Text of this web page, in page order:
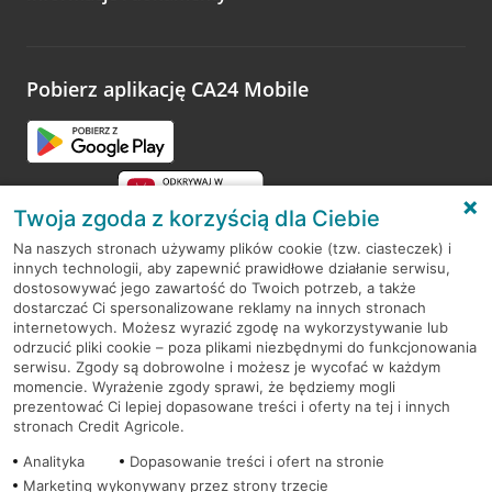
opinie.
Pobierz aplikację CA24 Mobile
RODO
Regulamin serwisu
Mapa serwisu
PolitykaCookies
Twoja zgoda z korzyścią dla Ciebie
Na naszych stronach używamy plików cookie (tzw. ciasteczek) i
innych technologii, aby zapewnić prawidłowe działanie serwisu,
dostosowywać jego zawartość do Twoich potrzeb, a także
dostarczać Ci spersonalizowane reklamy na innych stronach
internetowych. Możesz wyrazić zgodę na wykorzystywanie lub
odrzucić pliki cookie – poza plikami niezbędnymi do funkcjonowania
serwisu. Zgody są dobrowolne i możesz je wycofać w każdym
momencie. Wyrażenie zgody sprawi, że będziemy mogli
prezentować Ci lepiej dopasowane treści i oferty na tej i innych
stronach Credit Agricole.
Analityka
Dopasowanie treści i ofert na stronie
Marketing wykonywany przez strony trzecie